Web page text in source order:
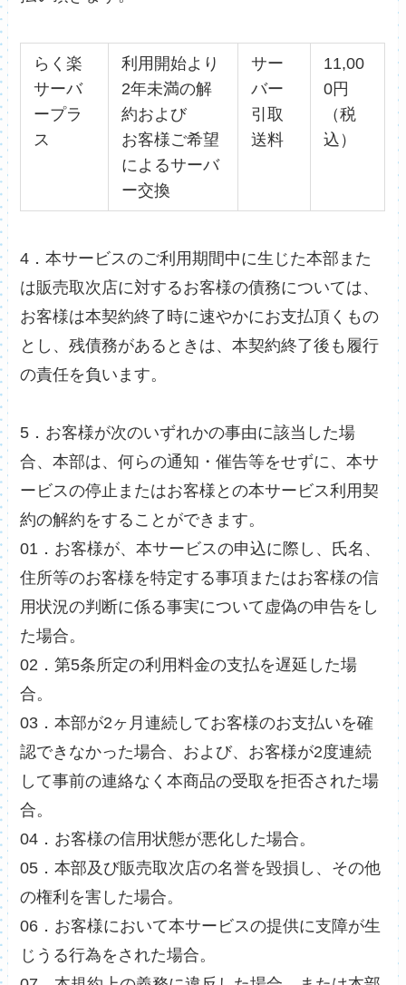
らく楽
サーバ
ープラ
ス
利用開始より
2年未満の解
約および
お客様ご希望
によるサーバ
ー交換
サー
バー
引取
送料
11,00
0円
（税
込）
4．本サービスのご利用期間中に生じた本部また
は販売取次店に対するお客様の債務については、
お客様は本契約終了時に速やかにお支払頂くもの
とし、残債務があるときは、本契約終了後も履行
の責任を負います。
5．お客様が次のいずれかの事由に該当した場
合、本部は、何らの通知・催告等をせずに、本サ
ービスの停止またはお客様との本サービス利用契
約の解約をすることができます。
01．お客様が、本サービスの申込に際し、氏名、
住所等のお客様を特定する事項またはお客様の信
用状況の判断に係る事実について虚偽の申告をし
た場合。
02．第5条所定の利用料金の支払を遅延した場
合。
03．本部が2ヶ月連続してお客様のお支払いを確
認できなかった場合、および、お客様が2度連続
して事前の連絡なく本商品の受取を拒否された場
合。
04．お客様の信用状態が悪化した場合。
05．本部及び販売取次店の名誉を毀損し、その他
の権利を害した場合。
06．お客様において本サービスの提供に支障が生
じうる行為をされた場合。